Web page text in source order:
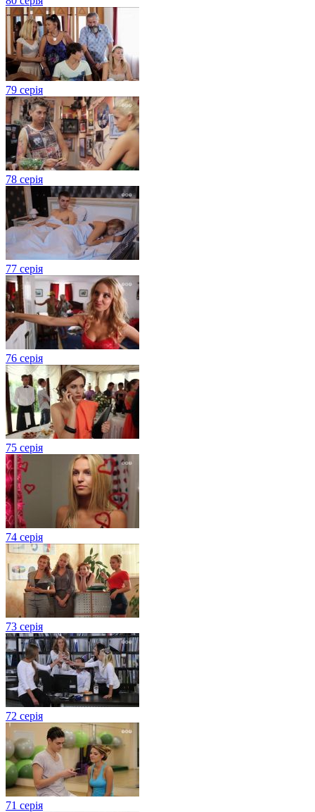
79 серія
78 серія
77 серія
76 серія
75 серія
74 серія
73 серія
72 серія
71 серія